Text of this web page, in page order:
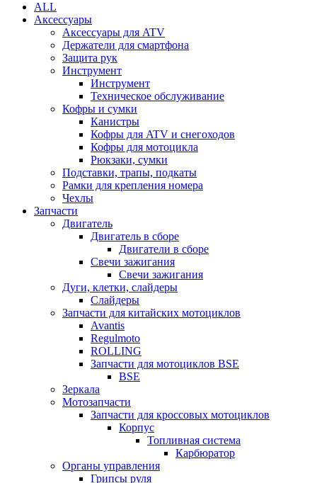
ALL
Аксессуары
Аксессуары для ATV
Держатели для смартфона
Защита рук
Инструмент
Инструмент
Техническое обслуживание
Кофры и сумки
Канистры
Кофры для ATV и снегоходов
Кофры для мотоцикла
Рюкзаки, сумки
Подставки, трапы, подкаты
Рамки для крепления номера
Чехлы
Запчасти
Двигатель
Двигатель в сборе
Двигатели в сборе
Свечи зажигания
Свечи зажигания
Дуги, клетки, слайдеры
Слайдеры
Запчасти для китайских мотоциклов
Avantis
Regulmoto
ROLLING
Запчасти для мотоциклов BSE
BSE
Зеркала
Мотозапчасти
Запчасти для кроссовых мотоциклов
Корпус
Топливная система
Карбюратор
Органы управления
Грипсы руля